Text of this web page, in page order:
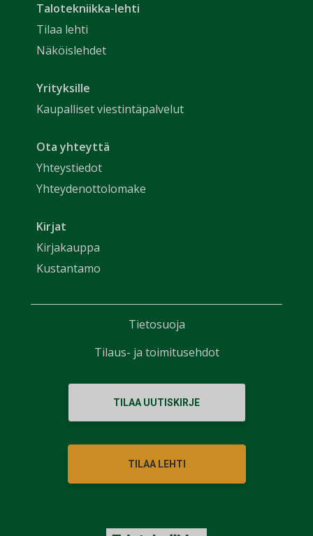
Talotekniikka-lehti
Tilaa lehti
Näköislehdet
Yrityksille
Kaupalliset viestintäpalvelut
Ota yhteyttä
Yhteystiedot
Yhteydenottolomake
Kirjat
Kirjakauppa
Kustantamo
TILAA UUTISKIRJE
TILAA LEHTI
Tietosuoja
Tilaus- ja toimitusehdot